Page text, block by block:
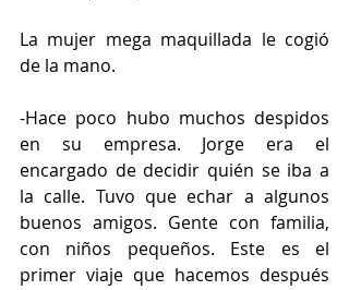
La mujer mega maquillada le cogió
de la mano.
-Hace poco hubo muchos despidos
en su empresa. Jorge era el
encargado de decidir quién se iba a
la calle. Tuvo que echar a algunos
buenos amigos. Gente con familia,
con niños pequeños. Este es el
primer viaje que hacemos después